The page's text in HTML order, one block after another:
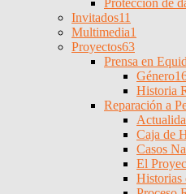
Invitados11
Multimedia1
Proyectos63
Prensa en
Género
Historia
Reparación a
Caja de
Casos
El
Historias